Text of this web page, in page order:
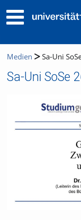
Medien Sa-Uni
Sa-Uni SoSe